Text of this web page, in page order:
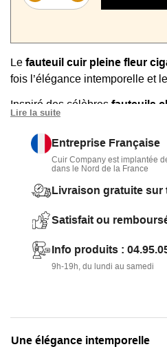
Le fauteuil cuir pleine fleur
fois l’élégance intemporelle et
Inspiré des célèbres fauteuils
modernité
fleur, apportant une touche de
intérieur.
l'utilisateur grâce à une assise
et des accoudoirs enveloppants.
tous les styles de décoration.
Lire la suite
Entreprise Française
Cuir Company est implantée
dans le Nord de la France
Livraison gratuite sur
Satisfait ou
Info produits :
9h-19h, du lundi au samedi
Une élégance intemporelle